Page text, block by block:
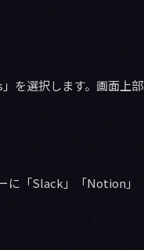
を選択します。画面上部
に「Slack」「Notion」